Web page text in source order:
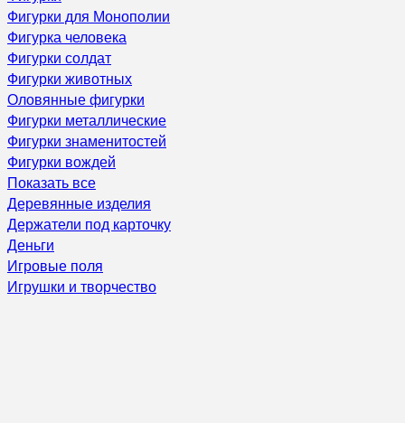
Фигурки для Монополии
Фигурка человека
Фигурки солдат
Фигурки животных
Оловянные фигурки
Фигурки металлические
Фигурки знаменитостей
Фигурки вождей
Показать все
Деревянные изделия
Держатели под карточку
Деньги
Игровые поля
Игрушки и творчество